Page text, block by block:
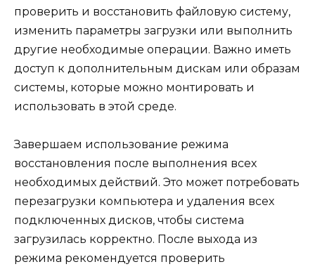
проверить и восстановить файловую систему,
изменить параметры загрузки или выполнить
другие необходимые операции. Важно иметь
доступ к дополнительным дискам или образам
системы, которые можно монтировать и
использовать в этой среде.
Завершаем использование режима
восстановления после выполнения всех
необходимых действий. Это может потребовать
перезагрузки компьютера и удаления всех
подключенных дисков, чтобы система
загрузилась корректно. После выхода из
режима рекомендуется проверить